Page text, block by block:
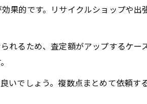
果的です。リサイクルショップや出
れるため、査定額がアップするケー
いでしょう。複数点まとめて依頼す